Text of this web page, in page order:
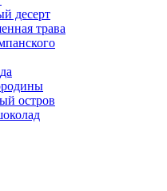
десерт
трава
остров